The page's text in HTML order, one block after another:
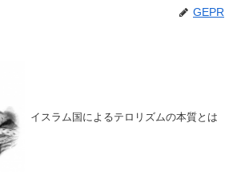
GEPR
イスラム国によるテロリズムの本質とは